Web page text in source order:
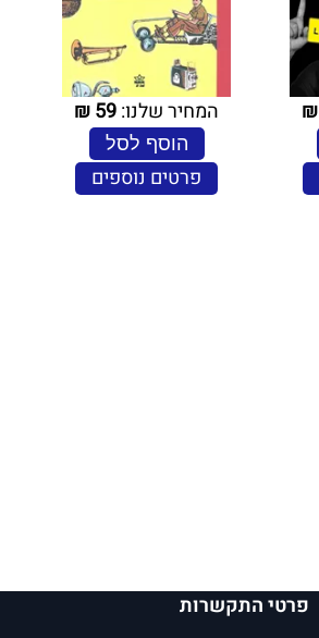
₪ המחיר שלנו:59
₪
הוסף לסל
פרטים נוספים
פרטי התקשרות